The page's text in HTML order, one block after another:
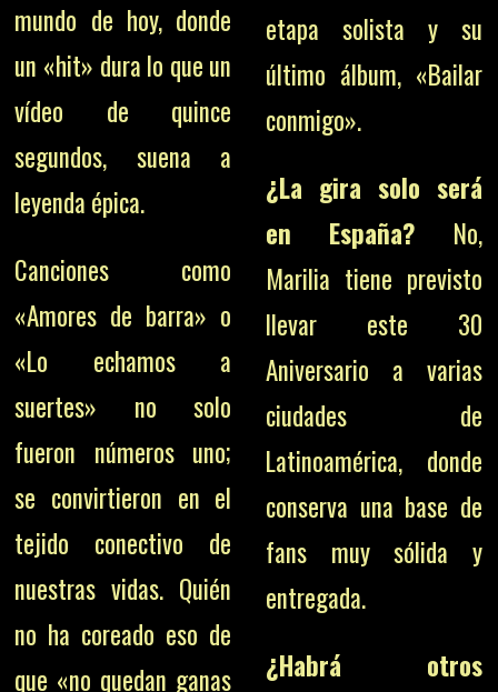
mundo de hoy, donde
un «hit» dura lo que un
vídeo de quince
segundos, suena a
leyenda épica.
Canciones como
«Amores de barra» o
«Lo echamos a
suertes» no solo
fueron números uno;
se convirtieron en el
tejido conectivo de
nuestras vidas. Quién
no ha coreado eso de
que «no quedan ganas
etapa solista y su
último álbum, «Bailar
conmigo».
¿La gira solo será
en España? No,
Marilia tiene previsto
llevar este 30
Aniversario a varias
ciudades de
Latinoamérica, donde
conserva una base de
fans muy sólida y
entregada.
¿Habrá otros